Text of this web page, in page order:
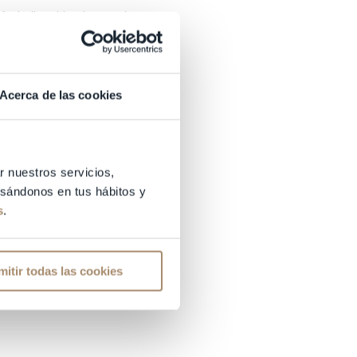
Acerca de las cookies
nuestros servicios,
en tus hábitos y
.
todas las cookies
de dispositivos intrauterinos
prácticamente inexistentes y